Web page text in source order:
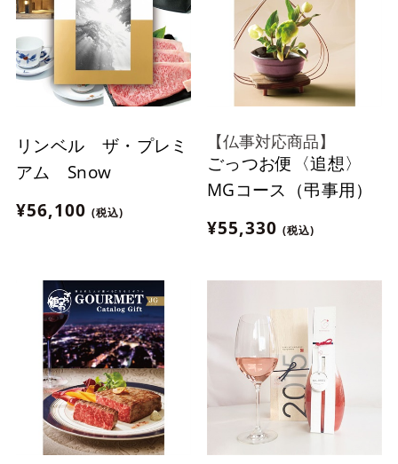
リンベル ザ・プレミ
アム Snow
¥56,100 (税込)
【仏事対応商品】
ごっつお便〈追想〉
MGコース（弔事用）
¥55,330 (税込)